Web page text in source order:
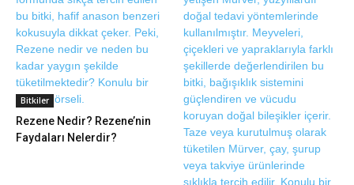
Bitkiler
Rezene Nedir? Rezene’nin
Faydaları Nelerdir?